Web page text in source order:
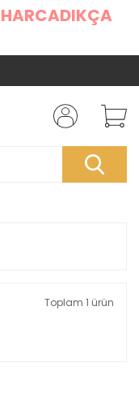
HARCADIKÇA
Toplam 1 ürün